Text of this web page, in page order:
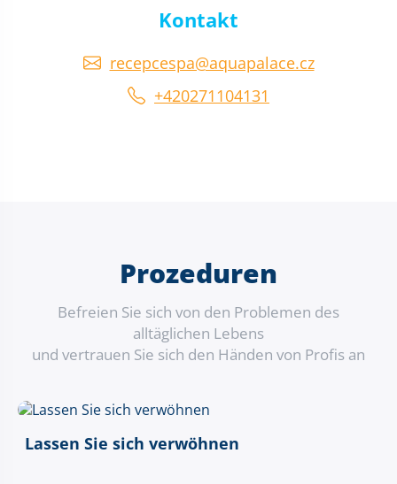
Kontakt
recepcespa@aquapalace.cz
+420271104131
Prozeduren
Befreien Sie sich von den Problemen des
alltäglichen Lebens
und vertrauen Sie sich den Händen von Profis an
Lassen Sie sich verwöhnen